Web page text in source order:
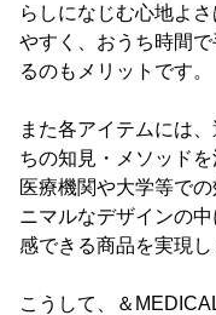
らしになじむ心地よ
やすく、おうち時間
るのもメリットです。
また各アイテムには
ちの知見・メソッド
医療機関や大学等で
ニマルなデザインの
感できる商品を実現し
こうして、＆